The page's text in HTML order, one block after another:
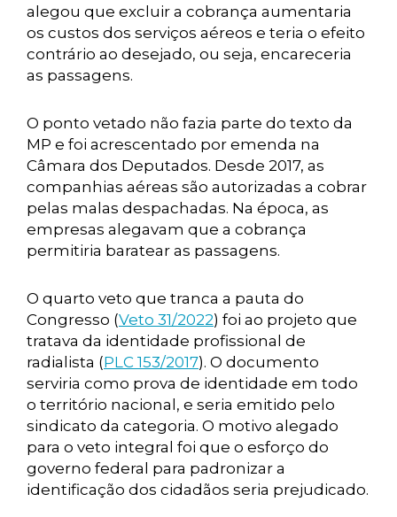
alegou que excluir a cobrança aumentaria
os custos dos serviços aéreos e teria o efeito
contrário ao desejado, ou seja, encareceria
as passagens.
O ponto vetado não fazia parte do texto da
MP e foi acrescentado por emenda na
Câmara dos Deputados. Desde 2017, as
companhias aéreas são autorizadas a cobrar
pelas malas despachadas. Na época, as
empresas alegavam que a cobrança
permitiria baratear as passagens.
O quarto veto que tranca a pauta do
Congresso (Veto 31/2022) foi ao projeto que
tratava da identidade profissional de
radialista (PLC 153/2017). O documento
serviria como prova de identidade em todo
o território nacional, e seria emitido pelo
sindicato da categoria. O motivo alegado
para o veto integral foi que o esforço do
governo federal para padronizar a
identificação dos cidadãos seria prejudicado.